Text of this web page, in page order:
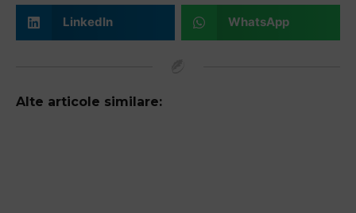
LinkedIn WhatsApp
Alte articole similare: